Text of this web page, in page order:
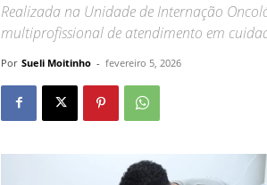
Realizada na Unidade de Internação
multiprofissional de atendimento em
Por Sueli Moitinho - fevereiro 5, 2026